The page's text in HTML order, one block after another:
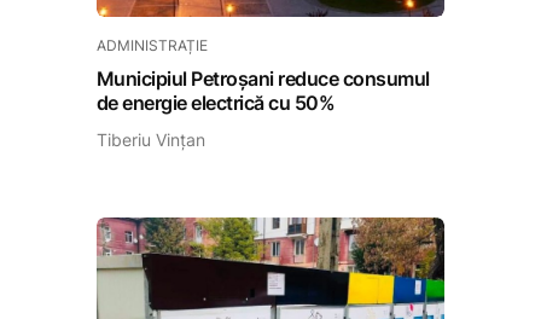
ADMINISTRAȚIE
Municipiul Petroșani reduce consumul
de energie electrică cu 50%
Tiberiu Vințan